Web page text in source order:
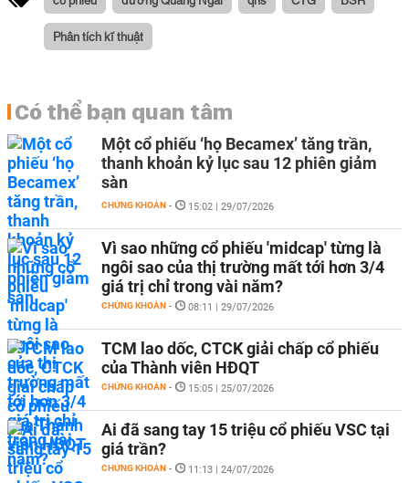
Phân tích kĩ thuật
Có thể bạn quan tâm
Một cổ phiếu ‘họ Becamex’ tăng trần,
thanh khoản kỷ lục sau 12 phiên giảm
sàn
CHỨNG KHOÁN - 15:02 | 29/07/2026
Vì sao những cổ phiếu 'midcap' từng là
ngôi sao của thị trường mất tới hơn 3/4
giá trị chỉ trong vài năm?
CHỨNG KHOÁN - 08:11 | 29/07/2026
TCM lao dốc, CTCK giải chấp cổ phiếu
của Thành viên HĐQT
CHỨNG KHOÁN - 15:05 | 25/07/2026
Ai đã sang tay 15 triệu cổ phiếu VSC tại
giá trần?
CHỨNG KHOÁN - 11:13 | 24/07/2026